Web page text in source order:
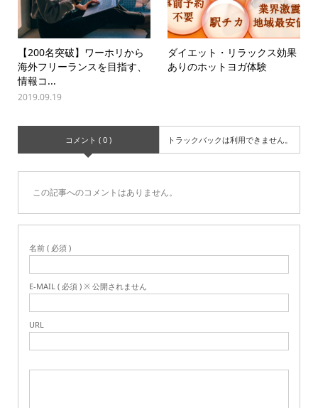
【200名突破】ワーホリから
海外フリーランスを目指す、
情報コ...
2019.09.19
ダイエット・リラックス効果
ありのホットヨガ体験
コメント ( 0 ) トラックバックは利用できません。
この記事へのコメントはありません。
名前 ( 必須 )
E-MAIL ( 必須 ) ※ 公開されません
URL